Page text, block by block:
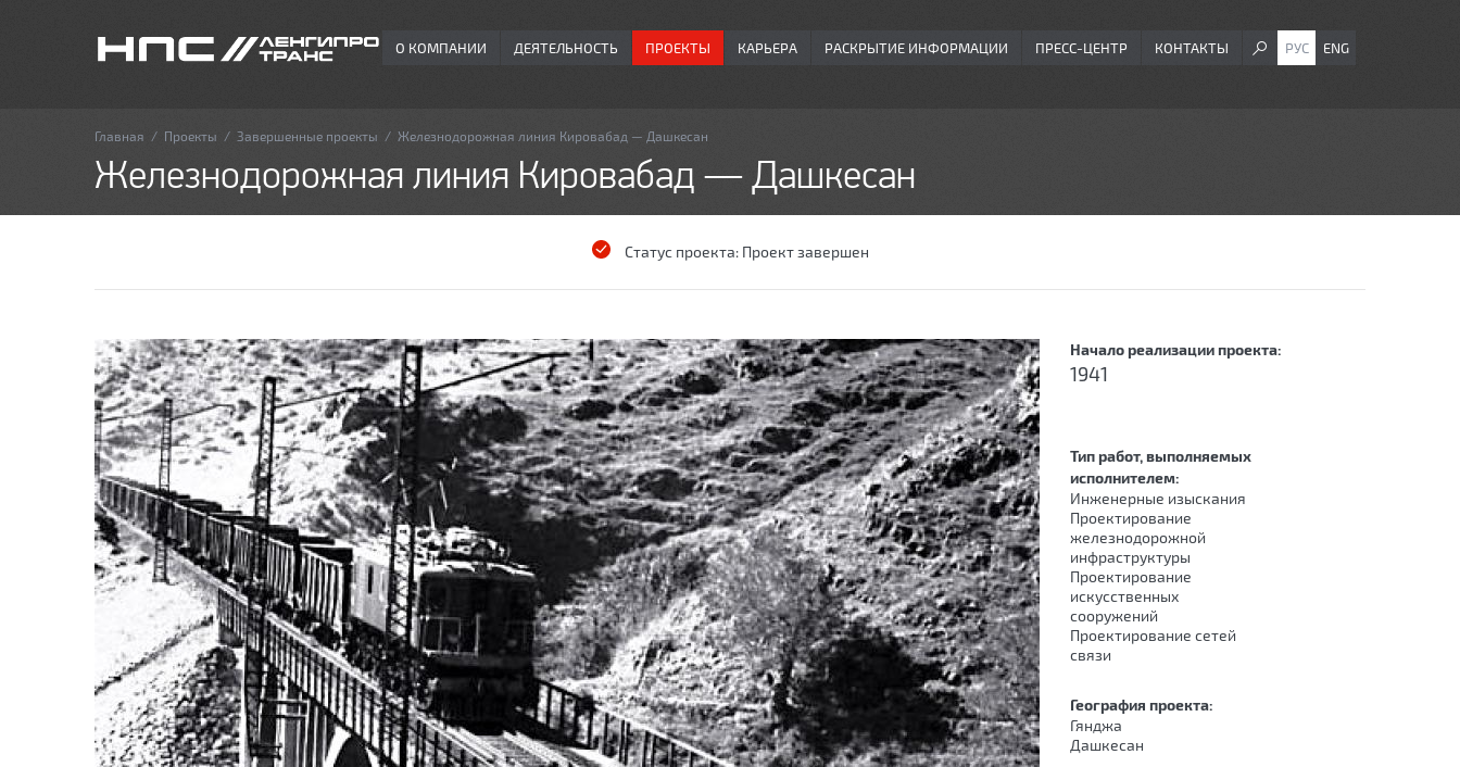
О КОМПАНИИ ДЕЯТЕЛЬНОСТЬ ПРОЕКТЫ КАРЬЕРА РАСКРЫТИЕ ИНФОРМАЦИИ ПРЕСС-ЦЕНТР КОНТАКТЫ РУС ENG
Главная / Проекты / Завершенные проекты / Железнодорожная линия Кировабад — Дашкесан
Железнодорожная линия Кировабад — Дашкесан
Статус проекта: Проект завершен
Начало реализации проекта:
1941
Тип работ, выполняемых
исполнителем:
Инженерные изыскания
Проектирование
железнодорожной
инфраструктуры
Проектирование
искусственных
сооружений
Проектирование сетей
связи
География проекта:
Гянджа
Дашкесан